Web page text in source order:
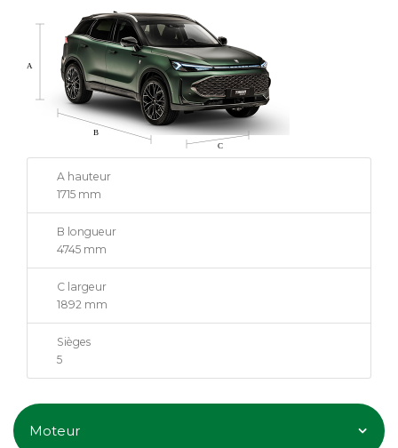
A hauteur
1715 mm
B longueur
4745 mm
C largeur
1892 mm
Sièges
5
Moteur